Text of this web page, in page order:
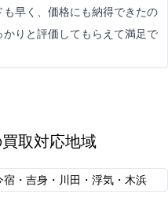
早く、価格にも納得できたの
りと評価してもらえて満足で
取対応地域
・吉身・川田・浮気・木浜